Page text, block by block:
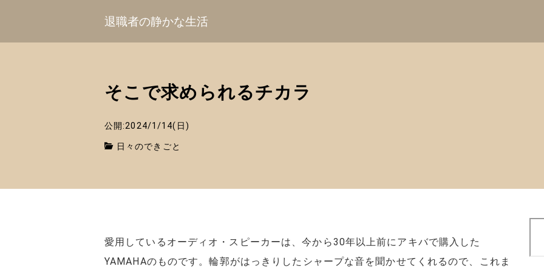
退職者の静かな生活
そこで求められるチカラ
公開:2024/1/14(日)
日々のできごと
愛用しているオーディオ・スピーカーは、今から30年以上前にアキバで購入した
YAMAHAのものです。輪郭がはっきりしたシャープな音を聞かせてくれるので、これま